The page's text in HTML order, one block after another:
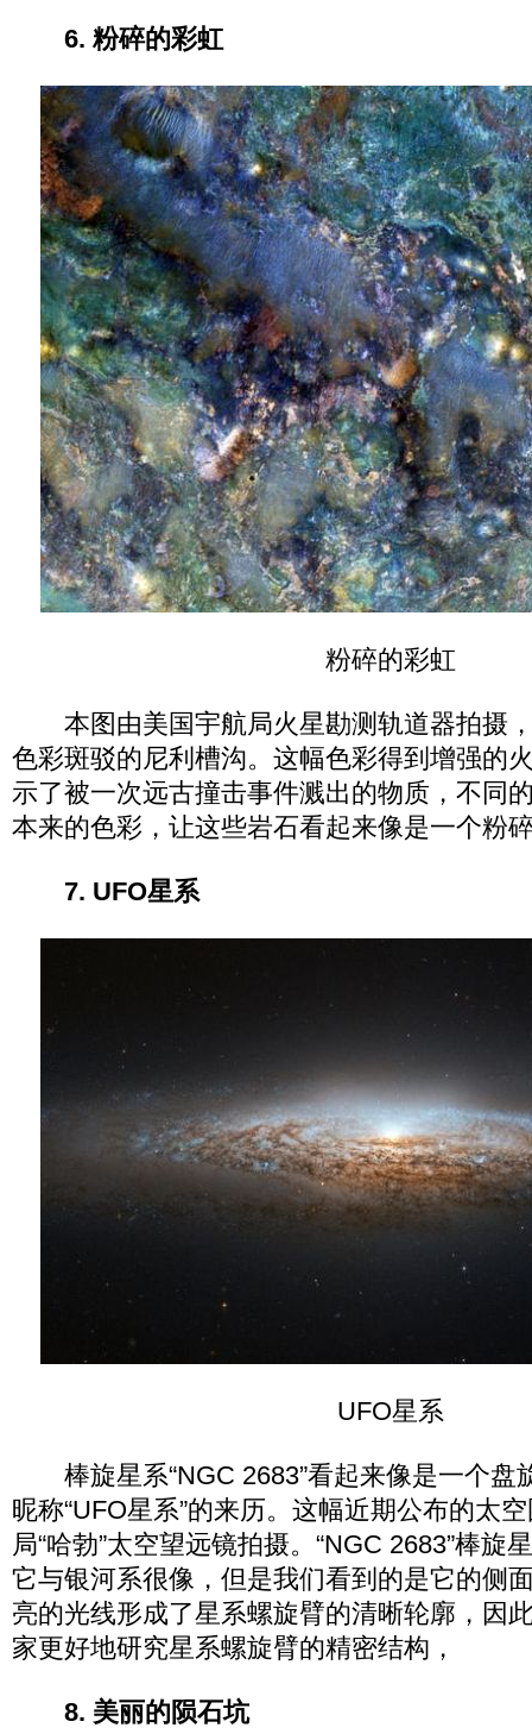
6. 粉碎的彩虹
粉碎的彩虹
本图由美国宇航局火星勘测轨道器拍摄
色彩斑驳的尼利槽沟。这幅色彩得到增强的
示了被一次远古撞击事件溅出的物质，不同
本来的色彩，让这些岩石看起来像是一个粉
7. UFO星系
UFO星系
棒旋星系“NGC 2683”看起来像是一个盘
昵称“UFO星系”的来历。这幅近期公布的太
局“哈勃”太空望远镜拍摄。“NGC 2683”棒旋
它与银河系很像，但是我们看到的是它的侧
亮的光线形成了星系螺旋臂的清晰轮廓，因
家更好地研究星系螺旋臂的精密结构，
8. 美丽的陨石坑